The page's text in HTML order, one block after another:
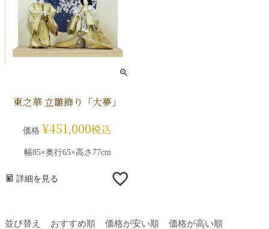
東之華 立雛飾り「大夢」
価格 ¥451,000税込
幅85×奥行65×高さ77cm
詳細を見る
並び替え おすすめ順 価格が安い順 価格が高い順